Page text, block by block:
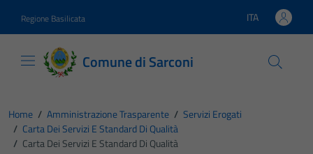
Regione Basilicata Lingua attiva:
ITA
Comune di Sarconi
Home / Amministrazione Trasparente / Servizi Erogati
/ Carta Dei Servizi E Standard Di Qualità
/ Carta Dei Servizi E Standard Di Qualità